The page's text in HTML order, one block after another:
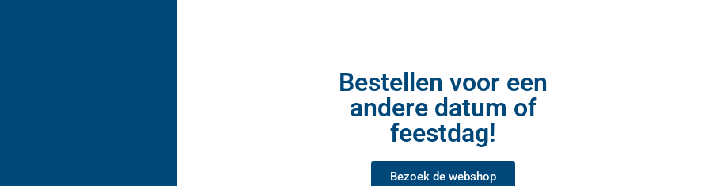
Bestellen voor een
andere datum of
feestdag!
Bezoek de webshop